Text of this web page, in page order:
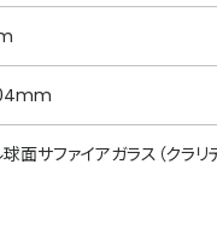
面サファイアガラス（クラリ